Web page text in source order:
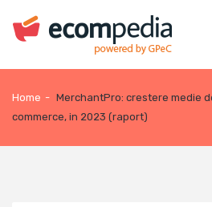
Home - MerchantPro: crestere medie
commerce, in 2023 (raport)